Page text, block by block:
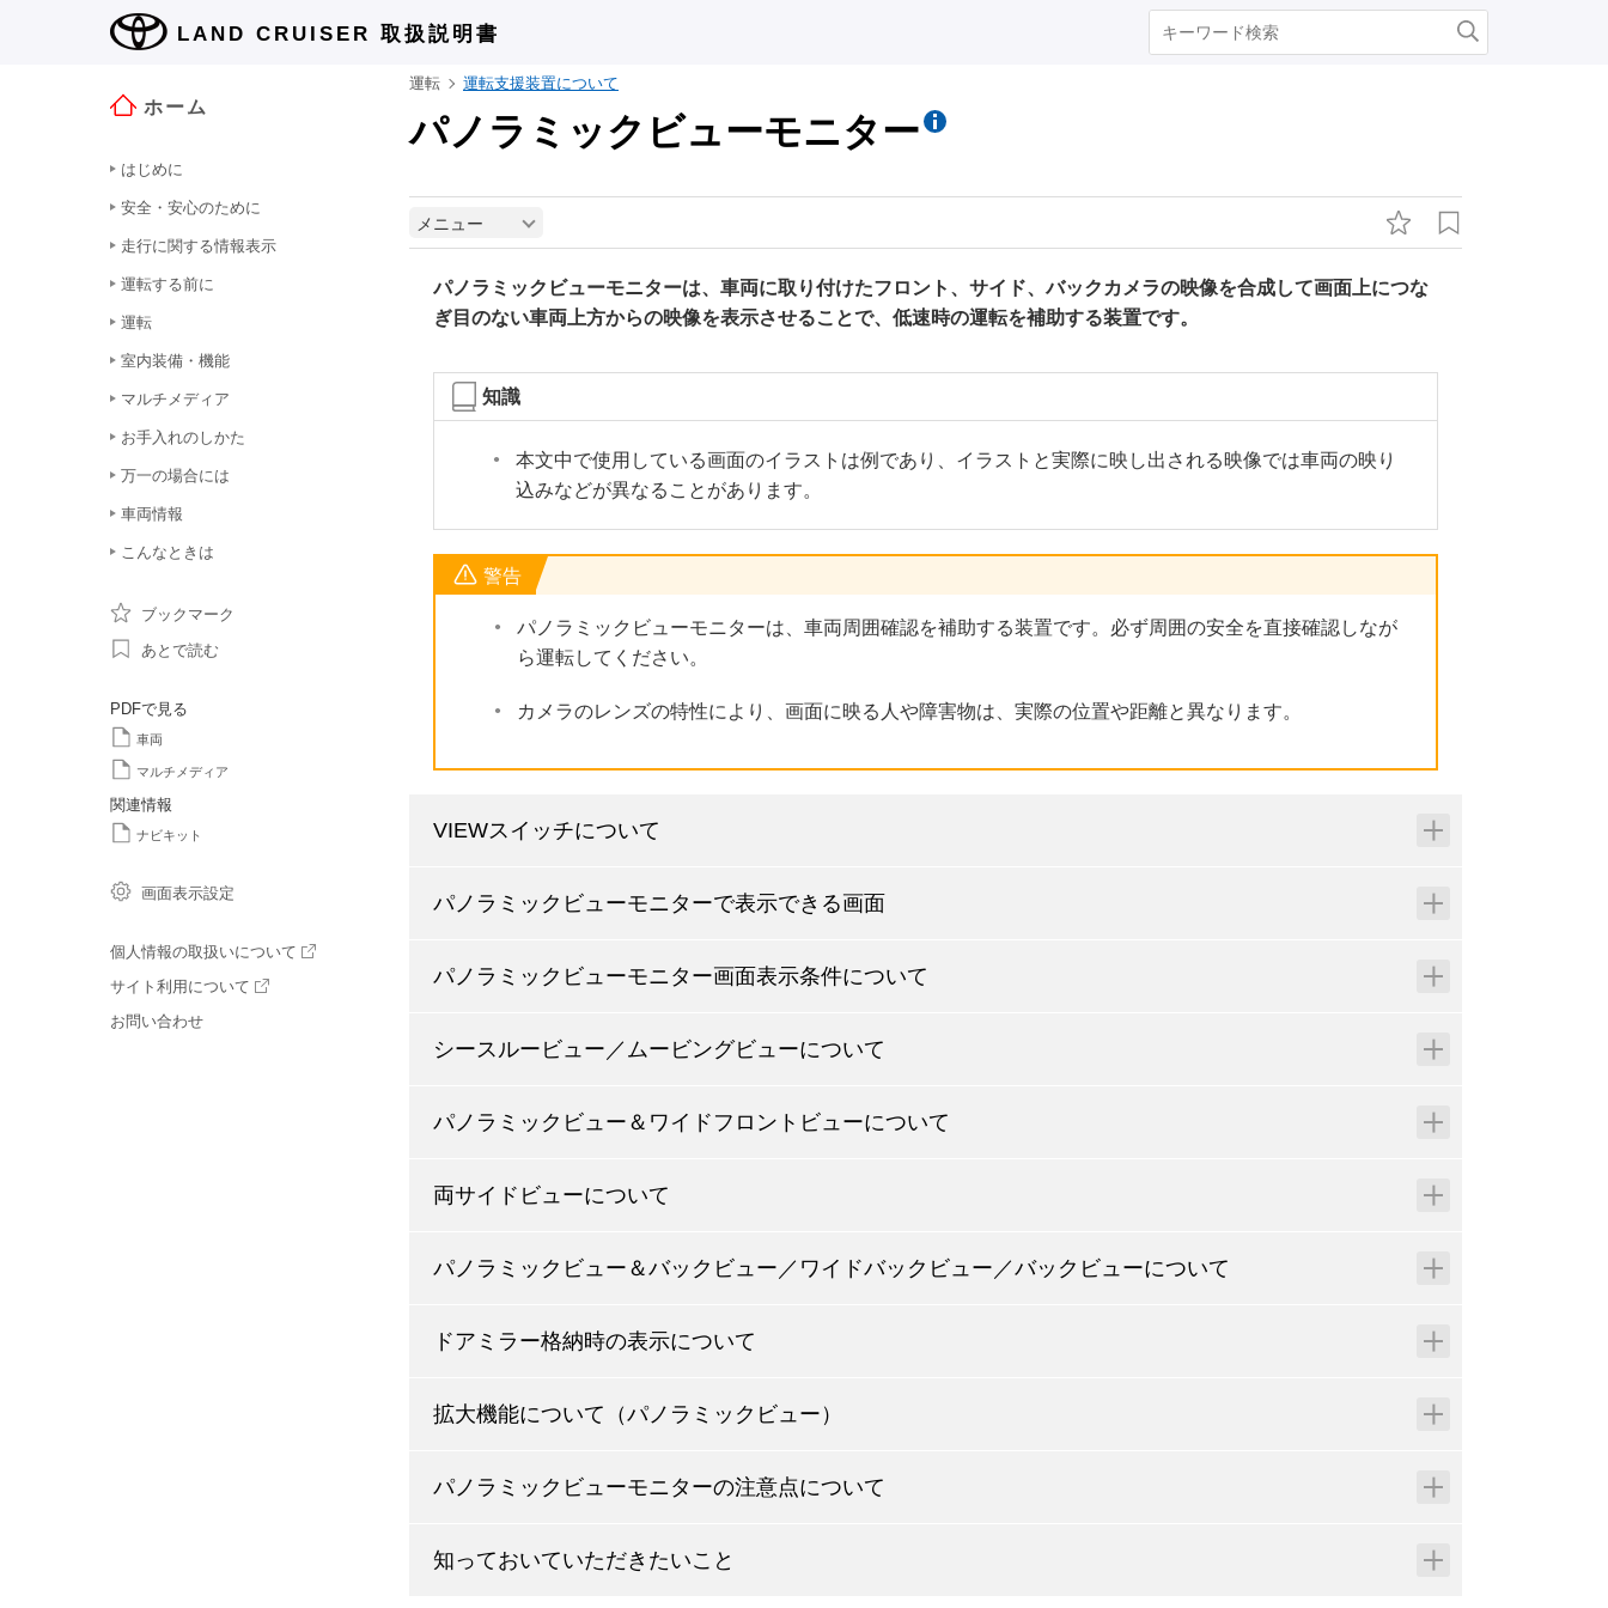
LAND CRUISER 取扱説明書
ホーム
はじめに
安全・安心のために
走行に関する情報表示
運転する前に
運転
室内装備・機能
マルチメディア
お手入れのしかた
万一の場合には
車両情報
こんなときは
ブックマーク
あとで読む
PDFで見る
車両
マルチメディア
関連情報
ナビキット
画面表示設定
個人情報の取扱いについて
サイト利用について
お問い合わせ
運転 運転支援装置について
パノラミックビューモニター
メニュー
パノラミックビューモニターは、車両に取り付けたフロント、サイド、バックカメラの映像を合成して画面上につな
ぎ目のない車両上方からの映像を表示させることで、低速時の運転を補助する装置です。
知識
本文中で使用している画面のイラストは例であり、イラストと実際に映し出される映像では車両の映り
込みなどが異なることがあります。
警告
パノラミックビューモニターは、車両周囲確認を補助する装置です。必ず周囲の安全を直接確認しなが
ら運転してください。
カメラのレンズの特性により、画面に映る人や障害物は、実際の位置や距離と異なります。
VIEWスイッチについて
パノラミックビューモニターで表示できる画面
パノラミックビューモニター画面表示条件について
シースルービュー／ムービングビューについて
パノラミックビュー＆ワイドフロントビューについて
両サイドビューについて
パノラミックビュー＆バックビュー／ワイドバックビュー／バックビューについて
ドアミラー格納時の表示について
拡大機能について（パノラミックビュー）
パノラミックビューモニターの注意点について
知っておいていただきたいこと